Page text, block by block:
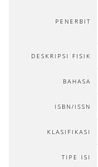
PENERBIT
DESKRIPSI FISIK
BAHASA
ISBN/ISSN
KLASIFIKASI
TIPE ISI